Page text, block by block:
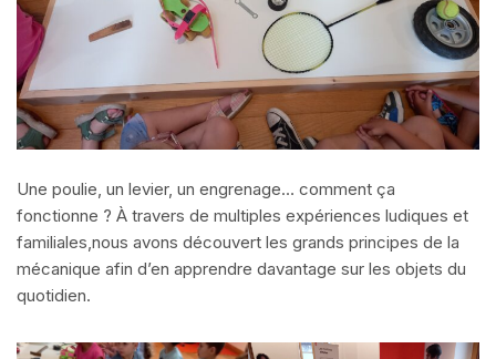
Une poulie, un levier, un engrenage… comment ça
fonctionne ? À travers de multiples expériences ludiques et
familiales,nous avons découvert les grands principes de la
mécanique afin d’en apprendre davantage sur les objets du
quotidien.